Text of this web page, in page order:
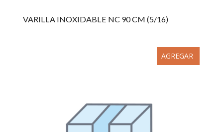
VARILLA INOXIDABLE NC 90 CM (5/16)
AGREGAR